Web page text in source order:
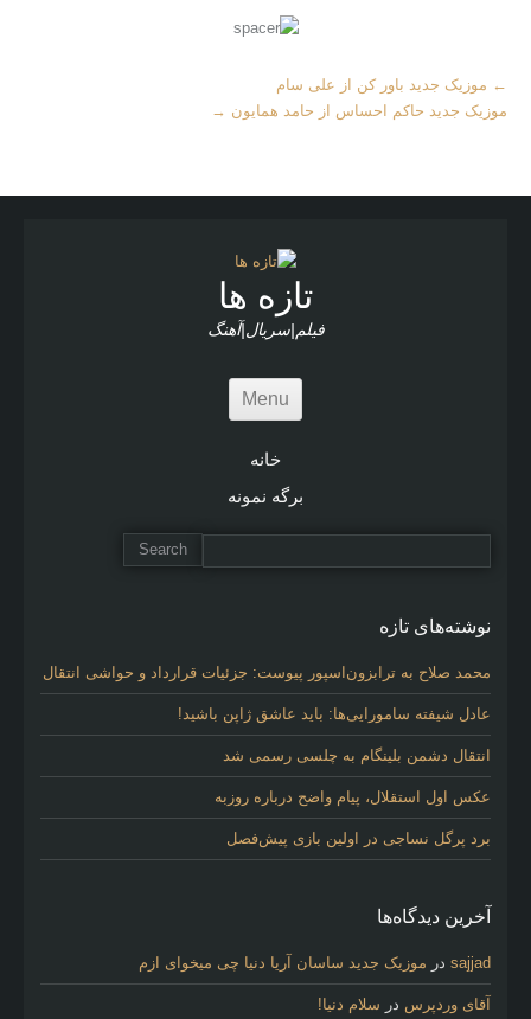
M← موزیک جدید باور کن از علی سام
موزیک جدید حاکم احساس از حامد همایون →
تازه ها
فیلم|سریال|آهنگ
Menu
خانه
برگه نمونه
نوشته‌های تازه
محمد صلاح به ترابزون‌اسپور پیوست: جزئیات قرارداد و حواشی انتقال
عادل شیفته سامورایی‌ها: باید عاشق ژاپن باشید!
انتقال دشمن بلینگام به چلسی رسمی شد
عکس اول استقلال، پیام واضح درباره روزبه
برد پرگل نساجی در اولین بازی پیش‌فصل
آخرین دیدگاه‌ها
sajjad در موزیک جدید ساسان آریا دنیا چی میخوای ازم
آقای وردپرس در سلام دنیا!